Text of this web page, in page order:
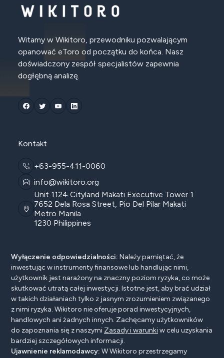
Witamy w Wikitoro, przewodniku pozwalającym
opanować eToro od początku do końca. Nasz
doświadczony zespół specjalistów zapewnia
dogłębną analizę.
Kontakt
+63-955-411-0060
info@wikitoro.org
Unit 1124 Cityland Makati Executive Tower 1
7652 Dela Rosa Street, Pio Del Pilar Makati
Metro Manila
1230 Philippines
Wyłączenie odpowiedzialności: Należy pamiętać, że
inwestując w instrumenty finansowe lub handlując nimi,
użytkownik jest narażony na znaczny poziom ryzyka, co może
skutkować utratą całej inwestycji. Istotne jest, aby brać udział
w takich działaniach tylko z jasnym zrozumieniem związanego
z nimi ryzyka. Wikitoro nie oferuje porad inwestycyjnych,
handlowych ani żadnych innych. Zachęcamy użytkowników
do zapoznania się z naszymi Zasady i warunkiw celu uzyskania
bardziej szczegółowych informacji.
Ujawnienie reklamodawcy: W Wikitoro przestrzegamy